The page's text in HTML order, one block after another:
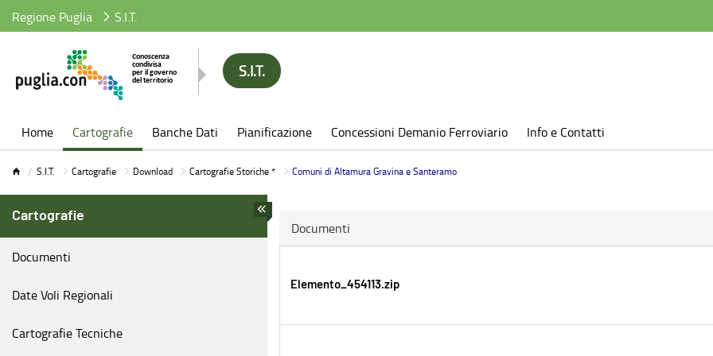
Regione Puglia S.I.T.
S.I.T.
Home Cartografie Banche Dati Pianificazione Concessioni Demanio Ferroviario Info e Contatti
S.I.T. Cartografie Download Cartografie Storiche * Comuni di Altamura Gravina e Santeramo
Cartografie
Documenti
Date Voli Regionali
Cartografie Tecniche
Documenti
Elemento_454113.zip